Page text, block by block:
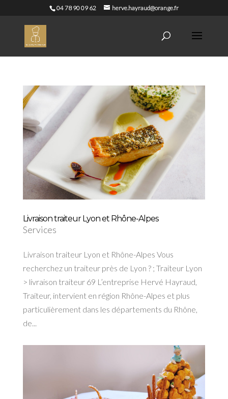
04 78 90 09 62 herve.hayraud@orange.fr
Livraison traiteur Lyon et Rhône-Alpes
Services
Livraison traiteur Lyon et Rhône-Alpes Vous
recherchez un traiteur près de Lyon ? ; Traiteur Lyon
> livraison traiteur 69 L’entreprise Hervé Hayraud,
Traiteur, intervient en région Rhône-Alpes et plus
particulièrement dans les départements du Rhône,
de...